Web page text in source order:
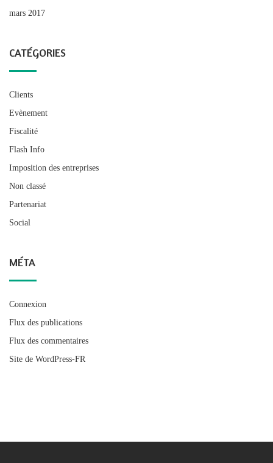
mars 2017
CATÉGORIES
Clients
Evènement
Fiscalité
Flash Info
Imposition des entreprises
Non classé
Partenariat
Social
MÉTA
Connexion
Flux des publications
Flux des commentaires
Site de WordPress-FR